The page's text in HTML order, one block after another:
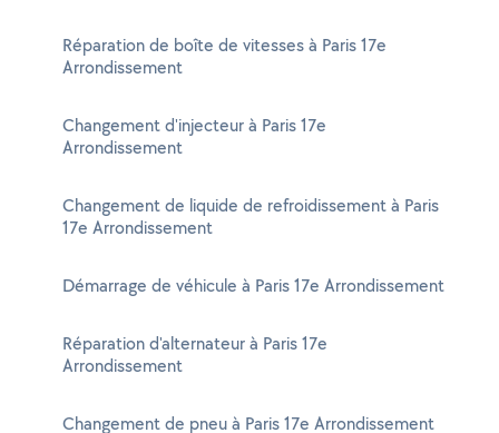
Réparation de boîte de vitesses à Paris 17e
Arrondissement
Changement d'injecteur à Paris 17e
Arrondissement
Changement de liquide de refroidissement à Paris
17e Arrondissement
Démarrage de véhicule à Paris 17e Arrondissement
Réparation d'alternateur à Paris 17e
Arrondissement
Changement de pneu à Paris 17e Arrondissement